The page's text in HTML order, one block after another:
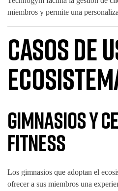
miembros y permite una
Casos de
Gimnasios y
Fitness
Los gimnasios que adoptan el
ofrecer a sus miembros una